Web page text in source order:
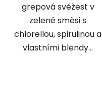
grepová svěžest v
zelené směsi s
chlorellou, spirulinou a
vlastními blendy...